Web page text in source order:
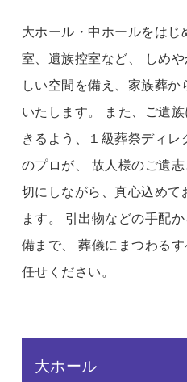
大ホール・中ホールをはじ
室、遺族控室など、
しめ
しい空間を備え、家族葬
いたします。
また、ご遺
きるよう、１級葬祭ディ
のプロが、
故人様のご遺
切にしながら、真心込めて
ます。
引出物などの手配
備まで、
葬儀にまつわる
任せください。
大ホール